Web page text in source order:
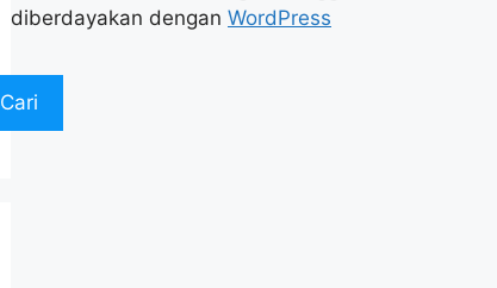
Cari
diberdayakan dengan WordPress